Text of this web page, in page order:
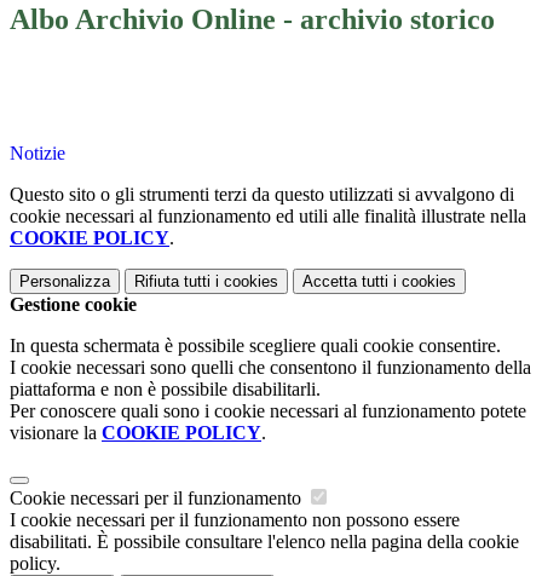
Albo Archivio Online - archivio storico
Notizie
Questo sito o gli strumenti terzi da questo utilizzati si avvalgono di
cookie necessari al funzionamento ed utili alle finalità illustrate nella
COOKIE POLICY.
Personalizza Rifiuta tutti i cookies Accetta tutti i cookies
Gestione cookie
In questa schermata è possibile scegliere quali cookie consentire.
I cookie necessari sono quelli che consentono il funzionamento della
piattaforma e non è possibile disabilitarli.
Per conoscere quali sono i cookie necessari al funzionamento potete
visionare la COOKIE POLICY.
Cookie necessari per il funzionamento
I cookie necessari per il funzionamento non possono essere
disabilitati. È possibile consultare l'elenco nella pagina della cookie
policy.